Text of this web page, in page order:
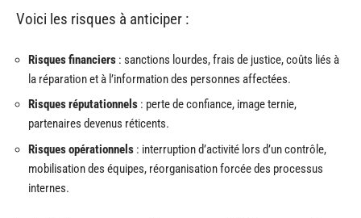
Voici les risques à anticiper :
Risques financiers : sanctions lourdes, frais de justice, coûts liés à
la réparation et à l’information des personnes affectées.
Risques réputationnels : perte de confiance, image ternie,
partenaires devenus réticents.
Risques opérationnels : interruption d’activité lors d’un contrôle,
mobilisation des équipes, réorganisation forcée des processus
internes.